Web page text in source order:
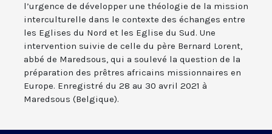
l’urgence de développer une théologie de la mission
interculturelle dans le contexte des échanges entre
les Eglises du Nord et les Eglise du Sud. Une
intervention suivie de celle du père Bernard Lorent,
abbé de Maredsous, qui a soulevé la question de la
préparation des prêtres africains missionnaires en
Europe. Enregistré du 28 au 30 avril 2021 à
Maredsous (Belgique).